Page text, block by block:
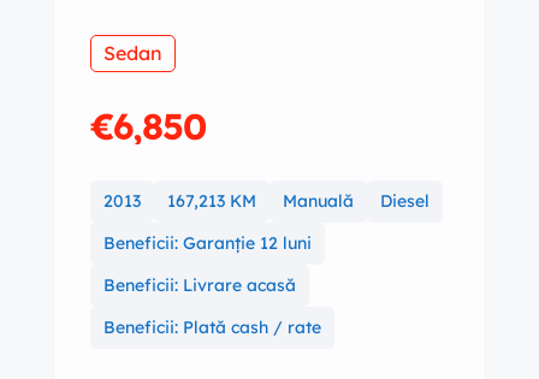
Sedan
€6,850
2013 167,213 KM Manuală
Diesel
Beneficii: Garanție 12 luni
Beneficii: Livrare acasă
Beneficii: Plată cash / rate